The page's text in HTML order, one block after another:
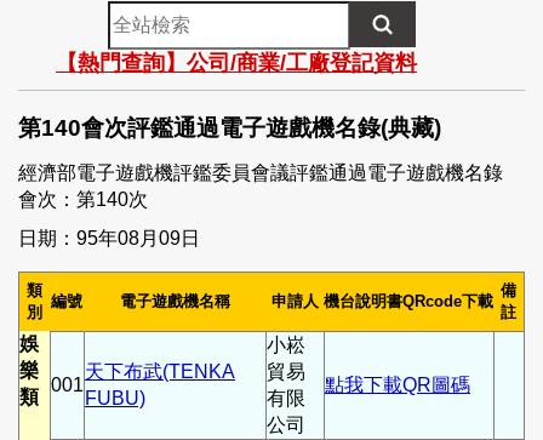
全
站
檢
索
【熱門查詢】公司/商業/工廠登記資料
第140會次評鑑通過電子遊戲機名錄(典藏)
經濟部電子遊戲機評鑑委員會議評鑑通過電子遊戲機名錄
會次：第140次
日期：95年08月09日
類
別
編號 電子遊戲機名稱 申請人 機台說明書QRcode下載
備
註
娛
樂
類
001
天下布武(TENKA
FUBU)
小崧
貿易
有限
公司
點我下載QR圖碼